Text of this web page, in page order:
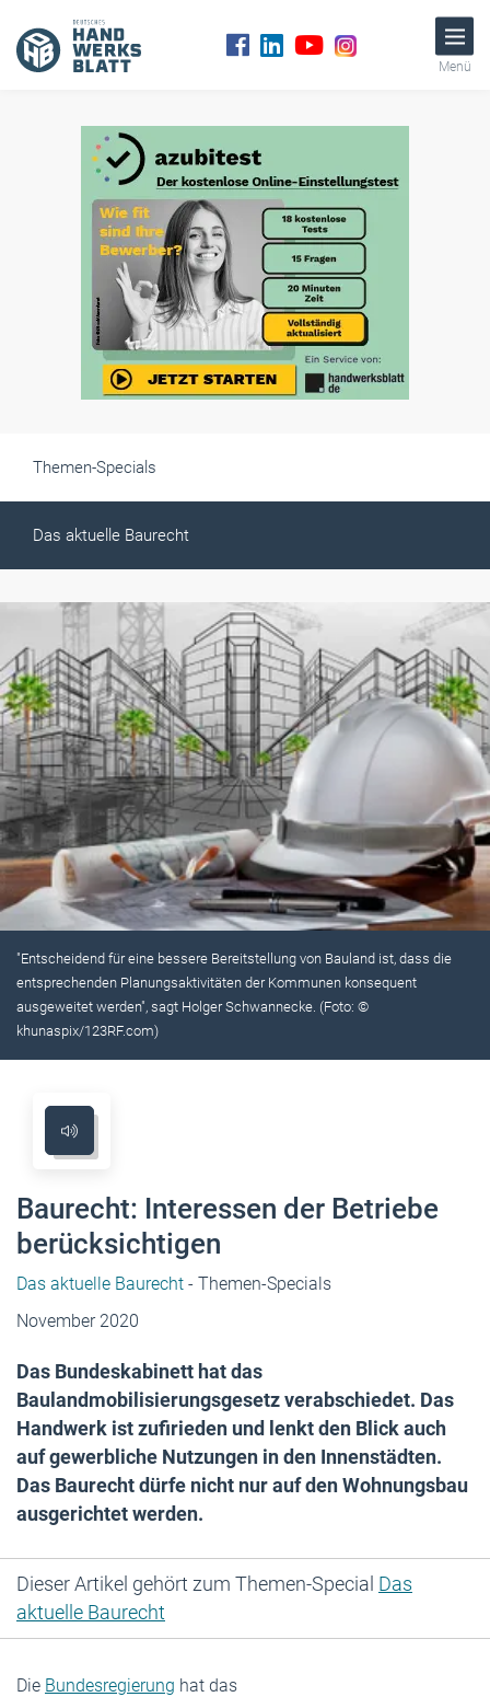
Menü
Themen-Specials
Das aktuelle Baurecht
"Entscheidend für eine bessere Bereitstellung von Bauland ist, dass die
entsprechenden Planungsaktivitäten der Kommunen konsequent
ausgeweitet werden", sagt Holger Schwannecke. (Foto: ©
khunaspix/123RF.com)
Baurecht: Interessen der Betriebe
berücksichtigen
Das aktuelle Baurecht - Themen-Specials
November 2020
Das Bundeskabinett hat das
Baulandmobilisierungsgesetz verabschiedet. Das
Handwerk ist zufirieden und lenkt den Blick auch
auf gewerbliche Nutzungen in den Innenstädten.
Das Baurecht dürfe nicht nur auf den Wohnungsbau
ausgerichtet werden.
Dieser Artikel gehört zum Themen-Special Das
aktuelle Baurecht
Die Bundesregierung hat das